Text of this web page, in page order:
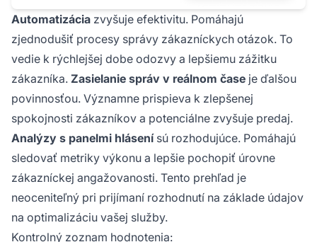
Automatizácia zvyšuje efektivitu. Pomáhajú
zjednodušiť procesy správy zákazníckych otázok. To
vedie k rýchlejšej dobe odozvy a lepšiemu zážitku
zákazníka. Zasielanie správ v reálnom čase je ďalšou
povinnosťou. Významne prispieva k zlepšenej
spokojnosti zákazníkov a potenciálne zvyšuje predaj.
Analýzy s panelmi hlásenísú rozhodujúce. Pomáhajú
sledovať metriky výkonu a lepšie pochopiť úrovne
zákazníckej angažovanosti. Tento prehľad je
neoceniteľný pri prijímaní rozhodnutí na základe údajov
na optimalizáciu vašej služby.
Kontrolný zoznam hodnotenia: